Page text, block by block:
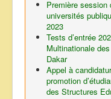
Première session
universités
2023
Tests d’entrée
Multinationale
Dakar
Appel à
promotion
des Structures